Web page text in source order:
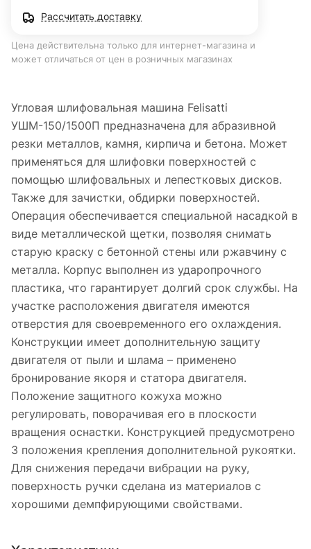
Рассчитать доставку
Цена действительна только для интернет-магазина и
может отличаться от цен в розничных магазинах
Угловая шлифовальная машина Felisatti
УШМ-150/1500П предназначена для абразивной
резки металлов, камня, кирпича и бетона. Может
применяться для шлифовки поверхностей с
помощью шлифовальных и лепестковых дисков.
Также для зачистки, обдирки поверхностей.
Операция обеспечивается специальной насадкой в
виде металлической щетки, позволяя снимать
старую краску с бетонной стены или ржавчину с
металла. Корпус выполнен из ударопрочного
пластика, что гарантирует долгий срок службы. На
участке расположения двигателя имеются
отверстия для своевременного его охлаждения.
Конструкции имеет дополнительную защиту
двигателя от пыли и шлама – применено
бронирование якоря и статора двигателя.
Положение защитного кожуха можно
регулировать, поворачивая его в плоскости
вращения оснастки. Конструкцией предусмотрено
3 положения крепления дополнительной рукоятки.
Для снижения передачи вибрации на руку,
поверхность ручки сделана из материалов с
хорошими демпфирующими свойствами.